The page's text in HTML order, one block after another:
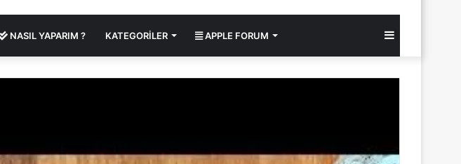
NASIL YAPARIM ? KATEGORILER APPLE FORUM Kenar
Bölmesi